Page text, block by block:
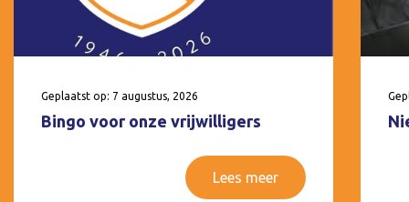
Geplaatst op: 7 augustus, 2026
Bingo voor onze vrijwilligers
Lees meer